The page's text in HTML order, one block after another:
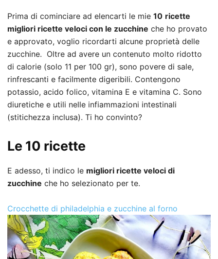
Prima di cominciare ad elencarti le mie 10 ricette
migliori ricette veloci con le zucchine che ho provato
e approvato, voglio ricordarti alcune proprietà delle
zucchine. Oltre ad avere un contenuto molto ridotto
di calorie (solo 11 per 100 gr), sono povere di sale,
rinfrescanti e facilmente digeribili. Contengono
potassio, acido folico, vitamina E e vitamina C. Sono
diuretiche e utili nelle infiammazioni intestinali
(stitichezza inclusa). Ti ho convinto?
Le 10 ricette
E adesso, ti indico le migliori ricette veloci di
zucchine che ho selezionato per te.
Crocchette di philadelphia e zucchine al forno